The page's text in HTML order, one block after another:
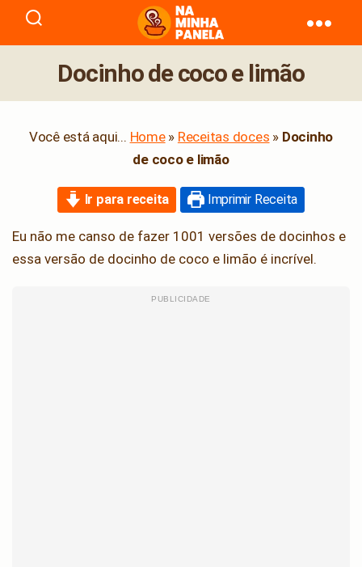
naminhapanela.com
Docinho de coco e limão
Você está aqui... Home» Receitas doces » Docinho
de coco e limão
Ir para receita Imprimir Receita
Eu não me canso de fazer 1001 versões de docinhos e
essa versão de docinho de coco e limão é incrível.